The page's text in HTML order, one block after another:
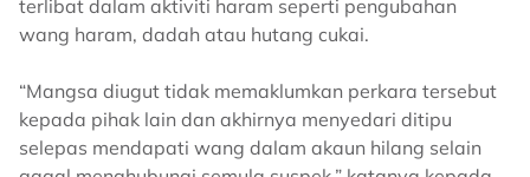
terlibat dalam aktiviti haram seperti pengubahan
wang haram, dadah atau hutang cukai.
“Mangsa diugut tidak memaklumkan perkara tersebut
kepada pihak lain dan akhirnya menyedari ditipu
selepas mendapati wang dalam akaun hilang selain